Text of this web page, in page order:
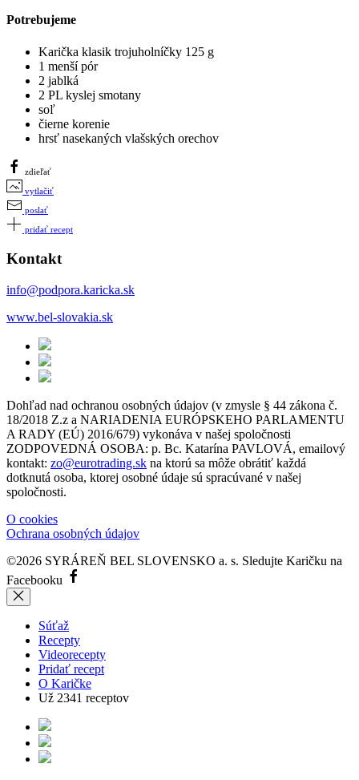
Potrebujeme
Karička klasik trojuholníčky 125 g
1 menší pór
2 jablká
2 PL kyslej smotany
soľ
čierne korenie
hrsť nasekaných vlašských orechov
zdieľať
vytlačiť
poslať
pridať recept
Kontakt
info@podpora.karicka.sk
www.bel-slovakia.sk
Dohľad nad ochranou osobných údajov (v zmysle § 44 zákona č.
18/2018 Z.z a NARIADENIA EURÓPSKEHO PARLAMENTU
A RADY (EÚ) 2016/679) vykonáva v našej spoločnosti
ZODPOVEDNÁ OSOBA: p. Bc. Katarína PAVLOVÁ, emailový
kontakt: zo@eurotrading.sk na ktorú sa môže obrátiť každá
dotknutá osoba, ktorej osobné údaje sú spracúvané v našej
spoločnosti.
O cookies
Ochrana osobných údajov
©2026 SYRÁREŇ BEL SLOVENSKO a. s. Sledujte Karičku na
Facebooku
Súťaž
Recepty
Videorecepty
Pridať recept
O Karičke
Už 2341 receptov